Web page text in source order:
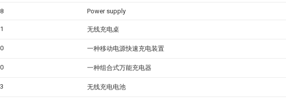
Power supply
无线充电桌
一种移动电源快速充电装置
一种组合式万能充电器
无线充电电池